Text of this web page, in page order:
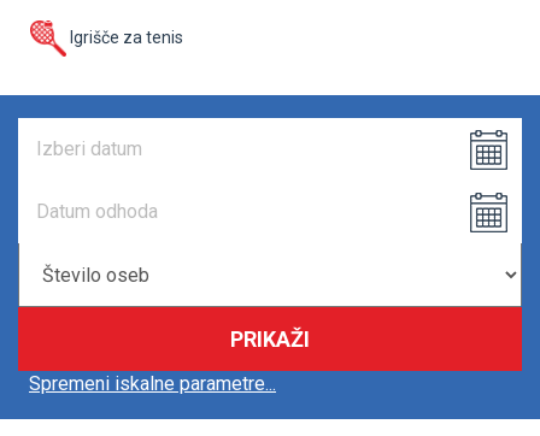
Igrišče za tenis
PRIKAŽI
Spremeni iskalne parametre...